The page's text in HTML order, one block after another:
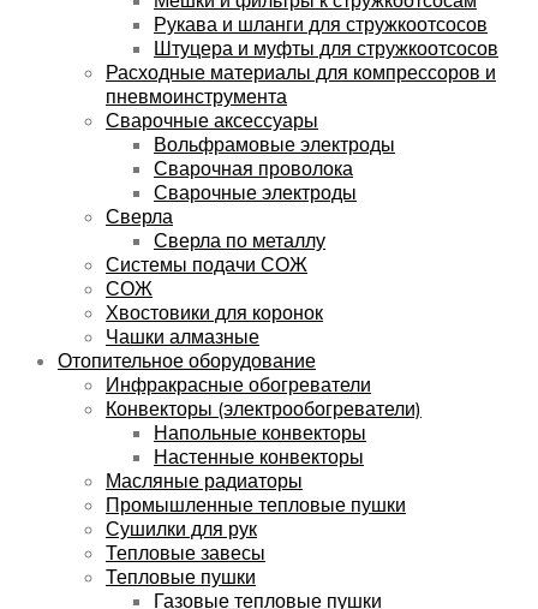
Рукава и шланги для стружкоотсосов
Штуцера и муфты для стружкоотсосов
Расходные материалы для компрессоров и
пневмоинструмента
Сварочные аксессуары
Вольфрамовые электроды
Сварочная проволока
Сварочные электроды
Сверла
Сверла по металлу
Системы подачи СОЖ
СОЖ
Хвостовики для коронок
Чашки алмазные
Отопительное оборудование
Инфракрасные обогреватели
Конвекторы (электрообогреватели)
Напольные конвекторы
Настенные конвекторы
Масляные радиаторы
Промышленные тепловые пушки
Сушилки для рук
Тепловые завесы
Тепловые пушки
Газовые тепловые пушки